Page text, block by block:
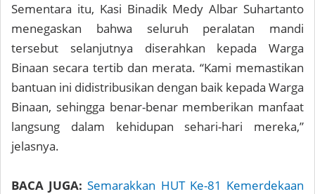
Sementara itu, Kasi Binadik Medy Albar Suhartanto
menegaskan bahwa seluruh peralatan mandi
tersebut selanjutnya diserahkan kepada Warga
Binaan secara tertib dan merata. “Kami memastikan
bantuan ini didistribusikan dengan baik kepada Warga
Binaan, sehingga benar-benar memberikan manfaat
langsung dalam kehidupan sehari-hari mereka,”
jelasnya.
BACA JUGA: Semarakkan HUT Ke-81 Kemerdekaan